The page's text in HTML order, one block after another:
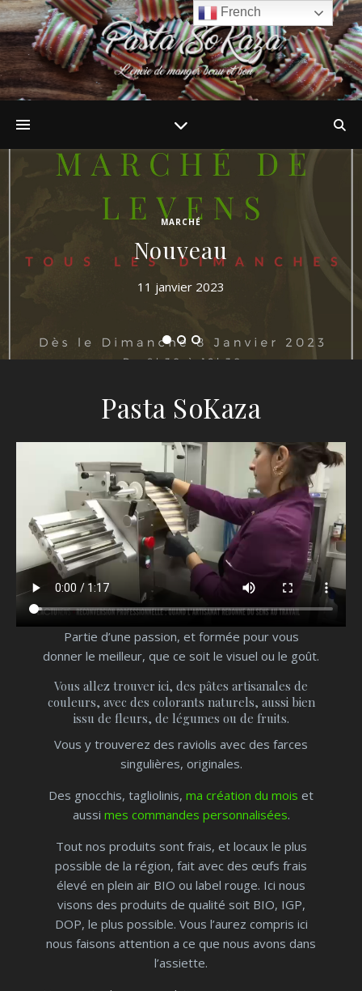
MARCHÉ
Nouveau
11 janvier 2023
Pasta SoKaza
Partie d’une passion, et formée pour vous
donner le meilleur, que ce soit le visuel ou le goût.
Vous allez trouver ici, des pâtes artisanales de
couleurs, avec des colorants naturels, aussi bien
issu de fleurs, de légumes ou de fruits.
Vous y trouverez des raviolis avec des farces
singulières, originales.
Des gnocchis, tagliolinis, ma création du mois et
aussi mes commandes personnalisées.
Tout nos produits sont frais, et locaux le plus
possible de la région, fait avec des œufs frais
élevé en plein air BIO ou label rouge. Ici nous
visons des produits de qualité soit BIO, IGP,
DOP, le plus possible. Vous l’aurez compris ici
nous faisons attention a ce que nous avons dans
l’assiette.
French